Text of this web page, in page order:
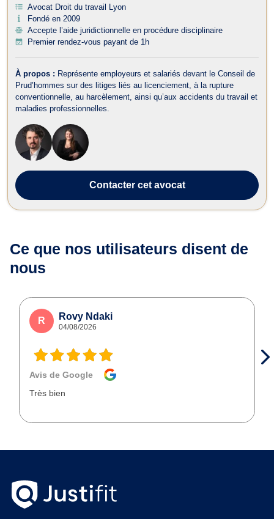
Avocat Droit du travail Lyon
Fondé en 2009
Accepte l’aide juridictionnelle en procédure disciplinaire
Premier rendez-vous payant de 1h
À propos : Représente employeurs et salariés devant le Conseil de
Prud’hommes sur des litiges liés au licenciement, à la rupture
conventionnelle, au harcèlement, ainsi qu’aux accidents du travail et
maladies professionnelles.
Contactercet avocat
Ce que nos utilisateurs disent de
nous
R Rovy Ndaki
04/08/2026
Avis de Google
Très bien